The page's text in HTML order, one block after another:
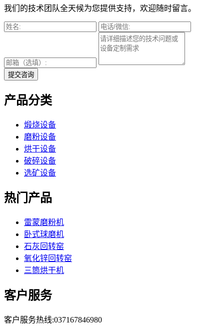
我们的技术团队全天候为您提供支持，欢迎随时留言。
提交咨询
产品分类
煅烧设备
磨粉设备
烘干设备
破碎设备
选矿设备
热门产品
雷蒙磨粉机
卧式球磨机
石灰回转窑
氧化锌回转窑
三筒烘干机
客户服务
客户服务热线:037167846980